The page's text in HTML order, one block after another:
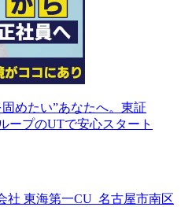
めたい”あなたへ。東証
ープのUTで安心スタート
社 東海第一CU_名古屋市南区